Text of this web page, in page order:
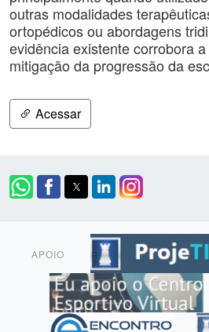
outras modalidades
ortopédicos ou abordagens
evidência existente corrobora
mitigação da progressão da
Acessar
APOIO